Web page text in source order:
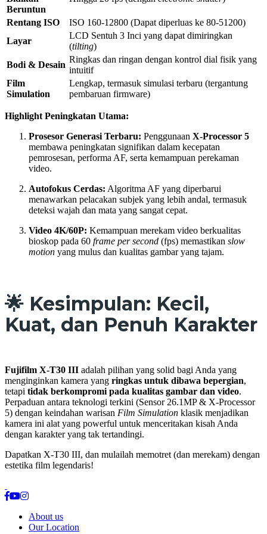
Beruntun
Rentang ISO
ISO 160-12800 (Dapat diperluas ke 80-51200)
Layar
LCD Sentuh 3 Inci yang dapat dimiringkan
(tilting)
Bodi & Desain
Ringkas dan ringan dengan kontrol dial fisik yang
intuitif
Film
Simulation
Lengkap, termasuk simulasi terbaru (tergantung
pembaruan firmware)
Highlight Peningkatan Utama:
Prosesor Generasi Terbaru: Penggunaan X-Processor 5
membawa peningkatan signifikan dalam kecepatan
pemrosesan, performa AF, serta kemampuan perekaman
video.
Autofokus Cerdas: Algoritma AF yang diperbarui
menawarkan pelacakan subjek yang lebih andal, termasuk
deteksi wajah dan mata yang sangat cepat.
Video 4K/60P: Kemampuan merekam video berkualitas
bioskop pada 60 frame per second (fps) memastikan slow
motion yang mulus dan kualitas gambar yang tajam.
🌟 Kesimpulan: Kecil,
Kuat, dan Penuh Karakter
Fujifilm X-T30 III adalah pilihan yang solid bagi Anda yang
menginginkan kamera yang ringkas untuk dibawa bepergian,
tetapi tidak berkompromi pada kualitas gambar dan video.
Perpaduan antara teknologi terkini (Sensor 26.1MP & X-Processor
5) dengan keindahan warisan Film Simulation klasik menjadikan
kamera ini alat yang powerful untuk menceritakan kisah Anda
dengan karakter yang tak tertandingi.
Dapatkan X-T30 III, dan mulailah memotret (dan merekam) dengan
estetika film legendaris!
About us
Our Location